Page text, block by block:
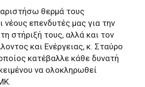
θερμά τους
νέους επενδυτές μας για την
στήριξή τους, αλλά και τον
και Ενέργειας, κ. Σταύρο
κατέβαλλε κάθε δυνατή
να ολοκληρωθεί